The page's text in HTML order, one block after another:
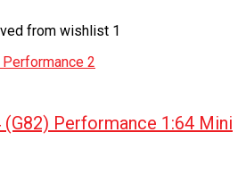
from wishlist 1
Performance 1:64 Mini